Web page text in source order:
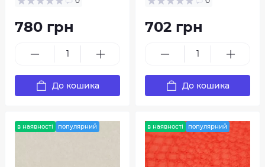
780 грн
До кошика
702 грн
До кошика
в наявності популярний в наявності популярний